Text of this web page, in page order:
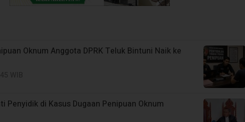
Oknum Anggota DPRK Teluk Bintuni Naik ke
Penyidik di Kasus Dugaan Penipuan Oknum